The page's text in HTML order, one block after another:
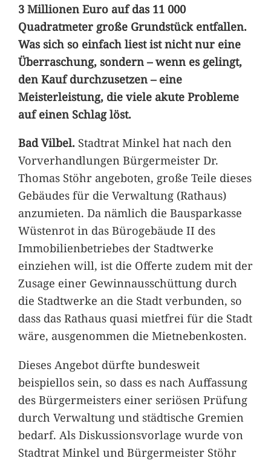
3 Millionen Euro auf das 11 000
Quadratmeter große Grundstück entfallen.
Was sich so einfach liest ist nicht nur eine
Überraschung, sondern – wenn es gelingt,
den Kauf durchzusetzen – eine
Meisterleistung, die viele akute Probleme
auf einen Schlag löst.
Bad Vilbel.Stadtrat Minkel hat nach den
Vorverhandlungen Bürgermeister Dr.
Thomas Stöhr angeboten, große Teile dieses
Gebäudes für die Verwaltung (Rathaus)
anzumieten. Da nämlich die Bausparkasse
Wüstenrot in das Bürogebäude II des
Immobilienbetriebes der Stadtwerke
einziehen will, ist die Offerte zudem mit der
Zusage einer Gewinnausschüttung durch
die Stadtwerke an die Stadt verbunden, so
dass das Rathaus quasi mietfrei für die Stadt
wäre, ausgenommen die Mietnebenkosten.
Dieses Angebot dürfte bundesweit
beispiellos sein, so dass es nach Auffassung
des Bürgermeisters einer seriösen Prüfung
durch Verwaltung und städtische Gremien
bedarf. Als Diskussionsvorlage wurde von
Stadtrat Minkel und Bürgermeister Stöhr